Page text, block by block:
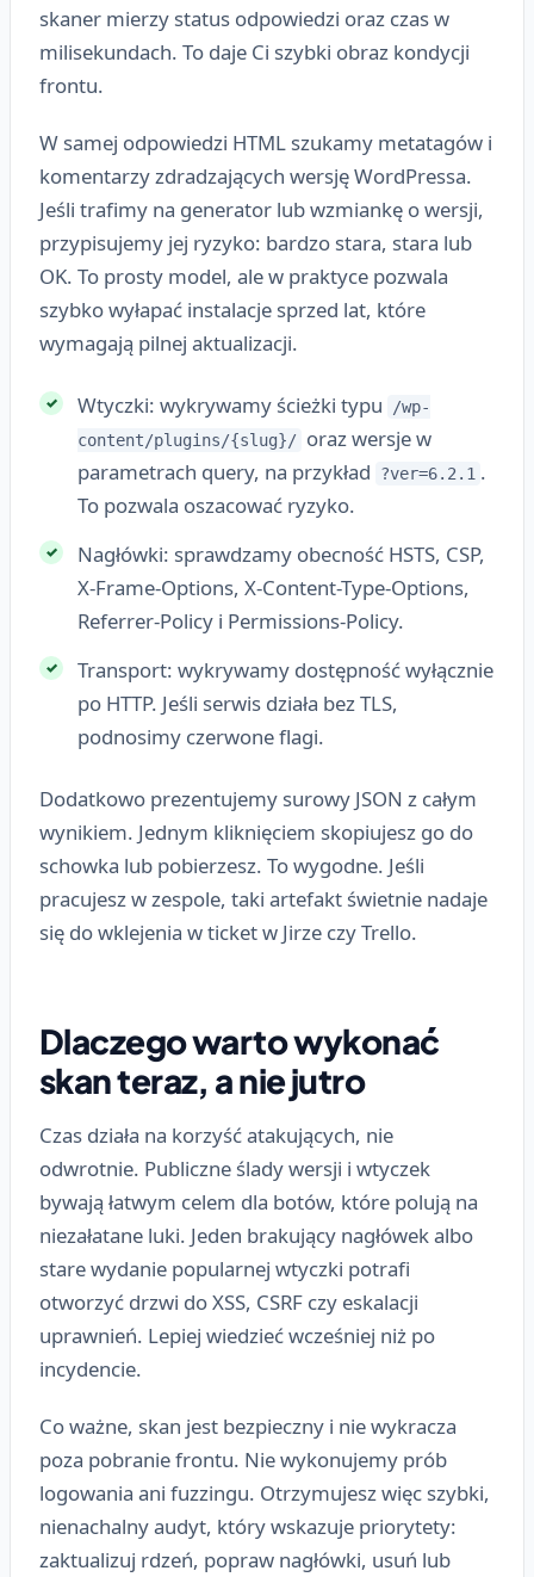
skaner mierzy status odpowiedzi oraz czas w
milisekundach. To daje Ci szybki obraz kondycji
frontu.
W samej odpowiedzi HTML szukamy metatagów i
komentarzy zdradzających wersję WordPressa.
Jeśli trafimy na generator lub wzmiankę o wersji,
przypisujemy jej ryzyko: bardzo stara, stara lub
OK. To prosty model, ale w praktyce pozwala
szybko wyłapać instalacje sprzed lat, które
wymagają pilnej aktualizacji.
Wtyczki: wykrywamy ścieżki typu
/wp-
content/plugins/{slug}/ oraz wersje w
parametrach query, na przykład
?ver=6.2.1 .
To pozwala oszacować ryzyko.
Nagłówki: sprawdzamy obecność HSTS, CSP,
X-Frame-Options, X-Content-Type-Options,
Referrer-Policy i Permissions-Policy.
Transport: wykrywamy dostępność wyłącznie
po HTTP. Jeśli serwis działa bez TLS,
podnosimy czerwone flagi.
Dodatkowo prezentujemy surowy JSON z całym
wynikiem. Jednym kliknięciem skopiujesz go do
schowka lub pobierzesz. To wygodne. Jeśli
pracujesz w zespole, taki artefakt świetnie nadaje
się do wklejenia w ticket w Jirze czy Trello.
Dlaczego warto wykonać
skan teraz, a nie jutro
Czas działa na korzyść atakujących, nie
odwrotnie. Publiczne ślady wersji i wtyczek
bywają łatwym celem dla botów, które polują na
niezałatane luki. Jeden brakujący nagłówek albo
stare wydanie popularnej wtyczki potrafi
otworzyć drzwi do XSS, CSRF czy eskalacji
uprawnień. Lepiej wiedzieć wcześniej niż po
incydencie.
Co ważne, skan jest bezpieczny i nie wykracza
poza pobranie frontu. Nie wykonujemy prób
logowania ani fuzzingu. Otrzymujesz więc szybki,
nienachalny audyt, który wskazuje priorytety:
zaktualizuj rdzeń, popraw nagłówki, usuń lub